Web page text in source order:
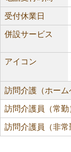
受付休業日
併設サービス
アイコン
訪問介護（ホーム
訪問介護員（常勤
訪問介護員（非常